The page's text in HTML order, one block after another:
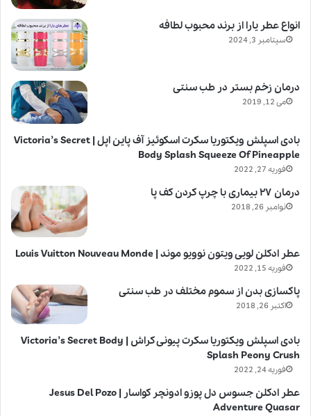
انواع عطر یارا از برند محبوب لطافه
سپتامبر 3, 2024
درمان زخم بستر در طب سنتی
می 12, 2019
بادی اسپلش ویکتوریا سکرت اسکوئیز آف پاین اپل | Victoria’s Secret
Body Splash Squeeze Of Pineapple
فوریه 27, 2022
درمان ۲۷ بیماری با چرپ کردن کف پا
نوامبر 26, 2018
عطر ادکلن لویی ویتون نوویو موند | Louis Vuitton Nouveau Monde
فوریه 15, 2022
پاکسازی بدن از سموم مختلف در طب سنتی
اکتبر 26, 2018
بادی اسپلش ویکتوریا سکرت پیونی کراش | Victoria’s Secret Body
Splash Peony Crush
فوریه 24, 2022
عطر ادکلن جسوس دل پوزو ادونچر کواسار | Jesus Del Pozo
Adventure Quasar